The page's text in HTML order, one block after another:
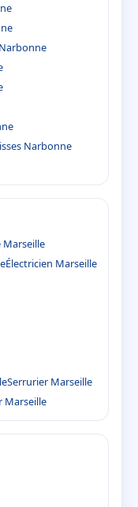
Narbonne
Électricien Marseille
Serrurier Marseille
Marseille